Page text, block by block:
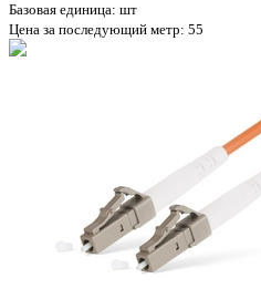
Базовая единица: шт
Цена за последующий метр: 55